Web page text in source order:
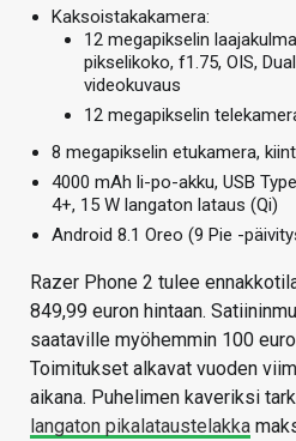
Kaksoistakakamera:
12 megapikselin
pikselikoko, f1.75, OIS,
videokuvaus
12 megapikselin
8 megapikselin etukamera,
4000 mAh li-po-akku, USB
4+, 15 W langaton lataus (Qi)
Android 8.1 Oreo (9 Pie -
Razer Phone 2 tulee
849,99 euron hintaan.
saataville myöhemmin 100
Toimitukset alkavat vuoden
aikana. Puhelimen kaveriksi
langaton pikalataustelakka